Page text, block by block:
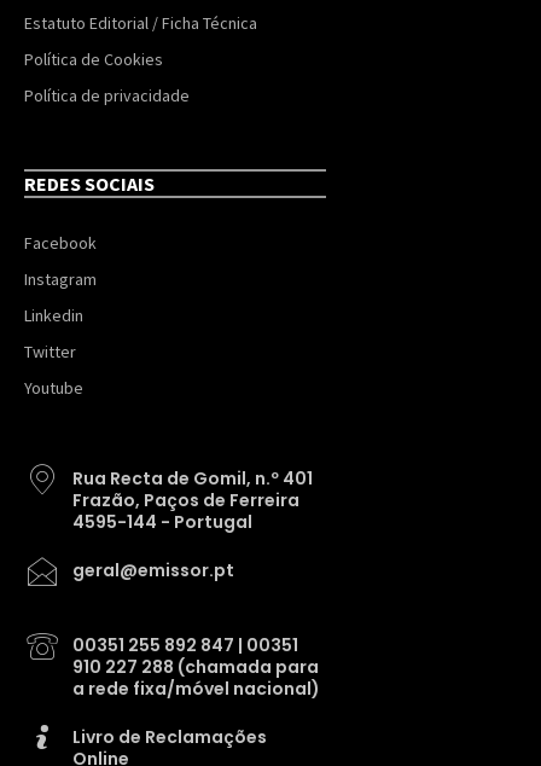
Estatuto Editorial / Ficha Técnica
Política de Cookies
Política de privacidade
REDES SOCIAIS
Facebook
Instagram
Linkedin
Twitter
Youtube
Rua Recta de Gomil, n.º 401
Frazão, Paços de Ferreira
4595-144 - Portugal
geral@emissor.pt
00351 255 892 847 | 00351
910 227 288 (chamada para
a rede fixa/móvel nacional)
Livro de Reclamações
Online